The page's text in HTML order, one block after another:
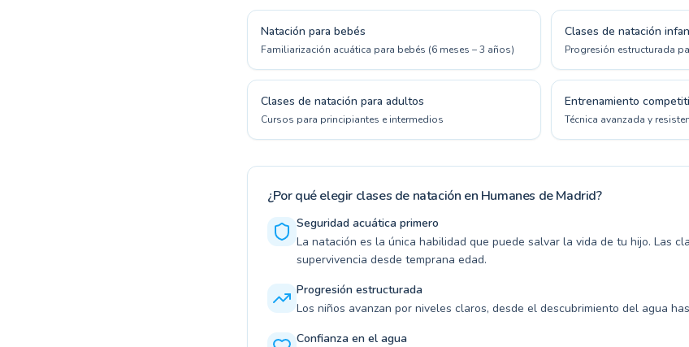
Natación para bebés
Familiarización acuática para bebés (6 meses – 3 años)
Clases de natación
Progresión estructurada
Clases de natación para adultos
Cursos para principiantes e intermedios
Entrenamiento
Técnica avanzada y
¿Por qué elegir clases de natación en Humanes de Madrid?
Seguridad acuática primero
La natación es la única habilidad que puede salvar la vida de tu hijo. Las
supervivencia desde temprana edad.
Progresión estructurada
Los niños avanzan por niveles claros, desde el descubrimiento del agua
Confianza en el agua